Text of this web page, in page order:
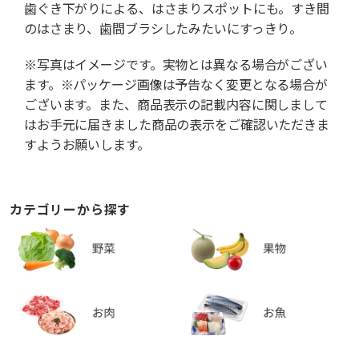
歯ぐき下がりによる、はさまりスポットにも。すき間
のはさまり、歯間ブラシしたみたいにすっきり。
※写真はイメージです。実物とは異なる場合がござい
ます。※パッケージ画像は予告なく変更となる場合が
ございます。また、商品表示の記載内容に関しまして
はお手元に届きました商品の表示をご確認いただきま
すようお願いします。
カテゴリーから探す